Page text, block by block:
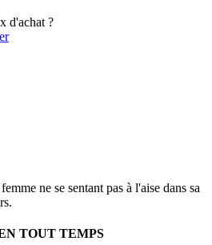
d'achat ?
ne se sentant pas à l'aise dans sa
TOUT TEMPS